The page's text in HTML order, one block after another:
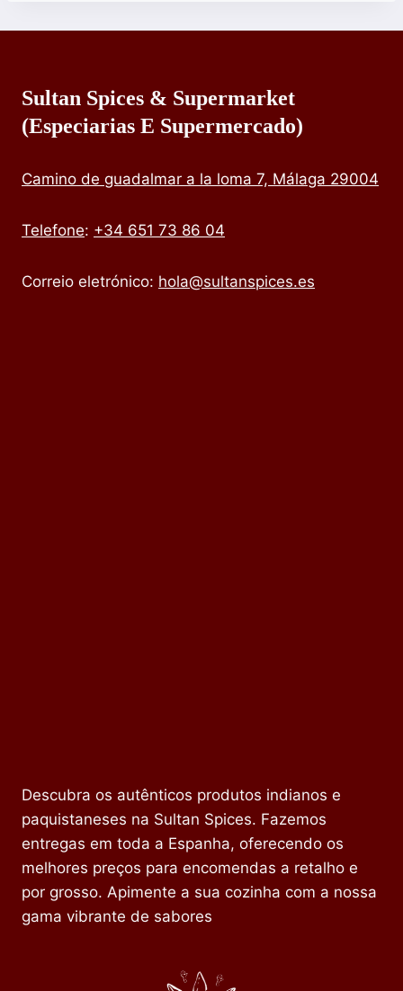
Sultan Spices & Supermarket
(especiarias E Supermercado)
Camino de guadalmar a la loma 7, Málaga 29004
Telefone: +34 651 73 86 04
Correio eletrónico: hola@sultanspices.es
Descubra os autênticos produtos indianos e
paquistaneses na Sultan Spices. Fazemos
entregas em toda a Espanha, oferecendo os
melhores preços para encomendas a retalho e
por grosso. Apimente a sua cozinha com a nossa
gama vibrante de sabores